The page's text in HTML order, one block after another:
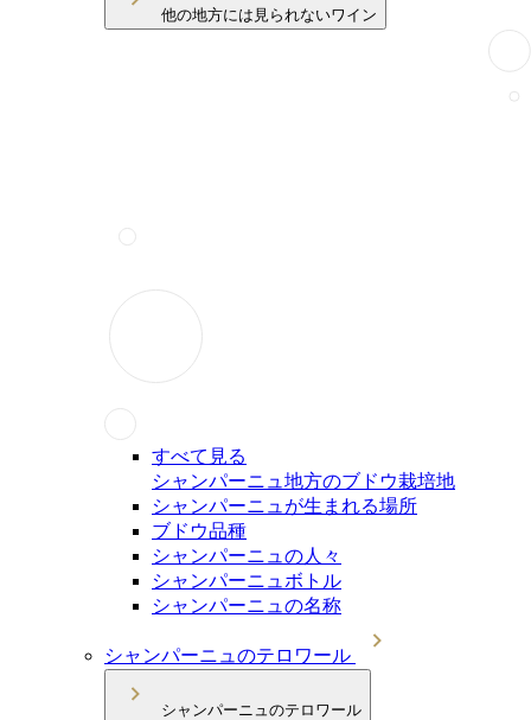
他の地方には見られないワイン
すべて見る
シャンパーニュ地方のブドウ栽培地
シャンパーニュが生まれる場所
ブドウ品種
シャンパーニュの人々
シャンパーニュボトル
シャンパーニュの名称
シャンパーニュのテロワール
シャンパーニュのテロワール